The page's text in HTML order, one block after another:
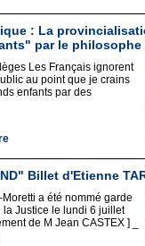
: La
par le philosophe
Les Français ignorent
au point que je crains
enfants par des
Billet d'Etienne
a été nommé garde
Justice le lundi 6 juillet
de M Jean CASTEX ] _